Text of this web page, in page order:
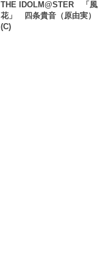
THE IDOLM@STER 「風
花」 四条貴音（原由実）
(C)